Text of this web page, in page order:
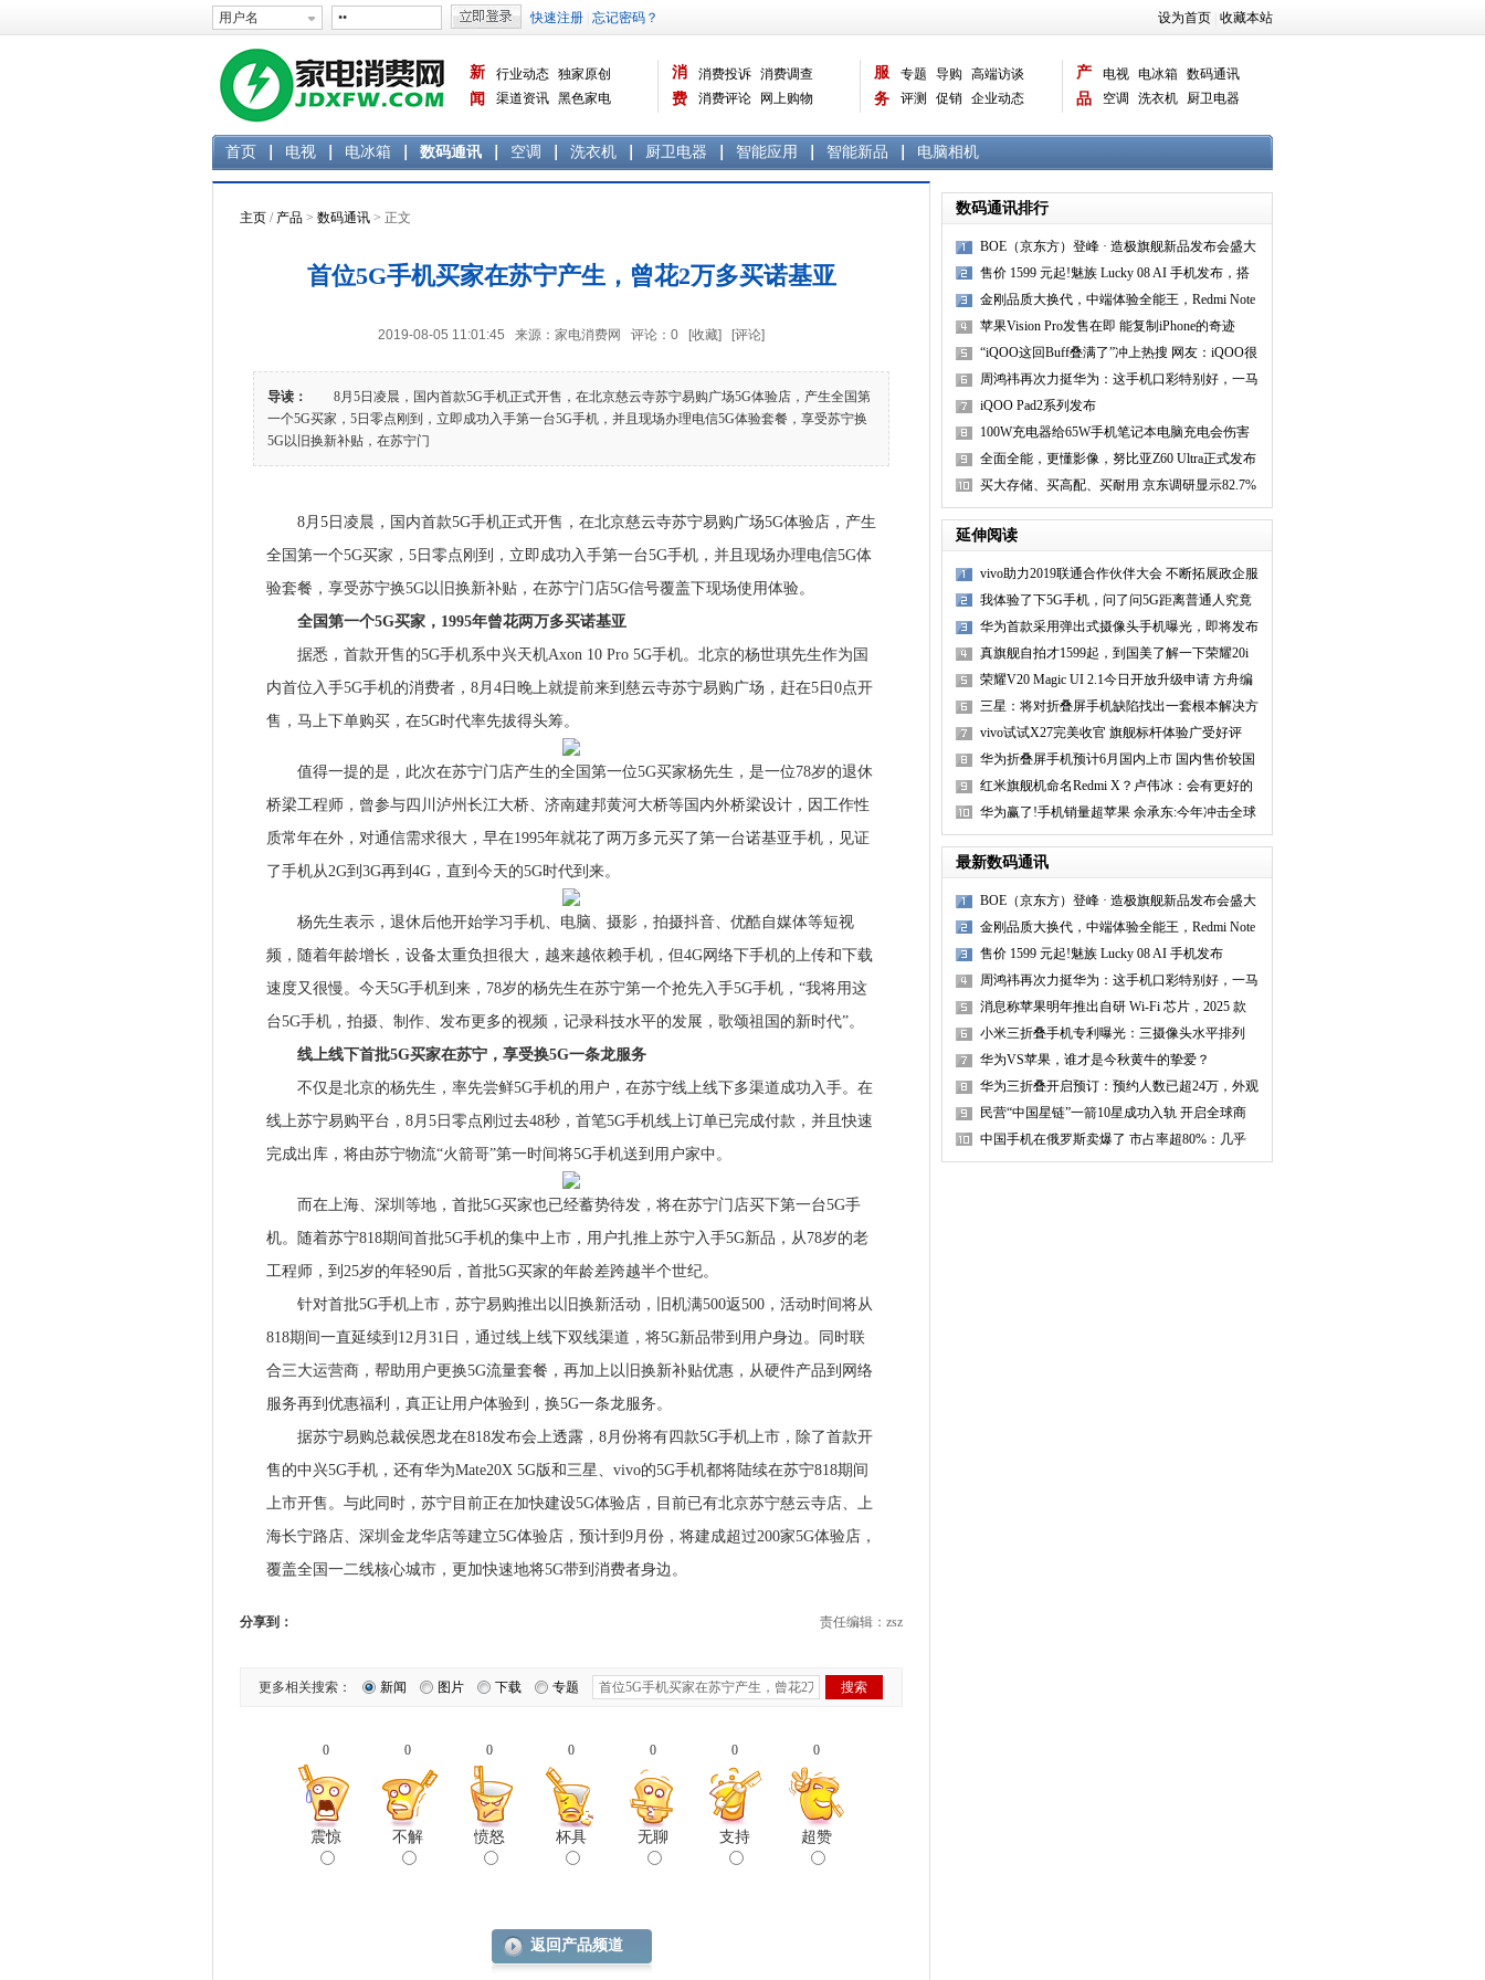
设为首页 收藏本站
新
闻
行业动态 独家原创
渠道资讯 黑色家电
消
费
消费投诉 消费调查
消费评论
网上购物
曝光台 品牌关注
服
务
专题 导购
高端访谈
评测
促销 企业动态
产
品
电视 电冰箱 数码通讯
空调
洗衣机
厨卫电器
首页 电视 电冰箱 数码通讯 空调 洗衣机 厨卫电器 智能应用 智能新品 电脑相机
主页 / 产品 > 数码通讯 > 正文
首位5G手机买家在苏宁产生，曾花2万多买诺基亚
2019-08-05 11:01:45 来源：家电消费网 评论： 0 [收藏] [评论]
导读：
8月5日凌晨，国内首款5G手机正式开售，在北京慈云寺苏宁易购广场5G体验店，产生全国第
一个5G买家，5日零点刚到，立即成功入手第一台5G手机，并且现场办理电信5G体验套餐，享受苏宁换
5G以旧换新补贴，在苏宁门
8月5日凌晨，国内首款5G手机正式开售，在北京慈云寺苏宁易购广场5G体验店，产生
全国第一个5G买家，5日零点刚到，立即成功入手第一台5G手机，并且现场办理电信5G体
验套餐，享受苏宁换5G以旧换新补贴，在苏宁门店5G信号覆盖下现场使用体验。
全国第一个5G买家，1995年曾花两万多买诺基亚
据悉，首款开售的5G手机系中兴天机Axon 10 Pro 5G手机。北京的杨世琪先生作为国
内首位入手5G手机的消费者，8月4日晚上就提前来到慈云寺苏宁易购广场，赶在5日0点开
售，马上下单购买，在5G时代率先拔得头筹。
值得一提的是，此次在苏宁门店产生的全国第一位5G买家杨先生，是一位78岁的退休
桥梁工程师，曾参与四川泸州长江大桥、济南建邦黄河大桥等国内外桥梁设计，因工作性
质常年在外，对通信需求很大，早在1995年就花了两万多元买了第一台诺基亚手机，见证
了手机从2G到3G再到4G，直到今天的5G时代到来。
杨先生表示，退休后他开始学习手机、电脑、摄影，拍摄抖音、优酷自媒体等短视
频，随着年龄增长，设备太重负担很大，越来越依赖手机，但4G网络下手机的上传和下载
速度又很慢。今天5G手机到来，78岁的杨先生在苏宁第一个抢先入手5G手机，“我将用这
台5G手机，拍摄、制作、发布更多的视频，记录科技水平的发展，歌颂祖国的新时代”。
线上线下首批5G买家在苏宁，享受换5G一条龙服务
不仅是北京的杨先生，率先尝鲜5G手机的用户，在苏宁线上线下多渠道成功入手。在
线上苏宁易购平台，8月5日零点刚过去48秒，首笔5G手机线上订单已完成付款，并且快速
完成出库，将由苏宁物流“火箭哥”第一时间将5G手机送到用户家中。
而在上海、深圳等地，首批5G买家也已经蓄势待发，将在苏宁门店买下第一台5G手
机。随着苏宁818期间首批5G手机的集中上市，用户扎推上苏宁入手5G新品，从78岁的老
工程师，到25岁的年轻90后，首批5G买家的年龄差跨越半个世纪。
针对首批5G手机上市，苏宁易购推出以旧换新活动，旧机满500返500，活动时间将从
818期间一直延续到12月31日，通过线上线下双线渠道，将5G新品带到用户身边。同时联
合三大运营商，帮助用户更换5G流量套餐，再加上以旧换新补贴优惠，从硬件产品到网络
服务再到优惠福利，真正让用户体验到，换5G一条龙服务。
据苏宁易购总裁侯恩龙在818发布会上透露，8月份将有四款5G手机上市，除了首款开
售的中兴5G手机，还有华为Mate20X 5G版和三星、vivo的5G手机都将陆续在苏宁818期间
上市开售。与此同时，苏宁目前正在加快建设5G体验店，目前已有北京苏宁慈云寺店、上
海长宁路店、深圳金龙华店等建立5G体验店，预计到9月份，将建成超过200家5G体验店，
覆盖全国一二线核心城市，更加快速地将5G带到消费者身边。
分享到： 责任编辑：zsz
更多相关搜索： 新闻 图片 下载 专题
0
震惊
0
不解
0
愤怒
0
杯具
0
无聊
0
支持
0
超赞
返回产品频道
数码通讯排行
BOE（京东方）登峰 · 造极旗舰新品发布会盛大
举行 携手
售价 1599 元起!魅族 Lucky 08 AI 手机发布，搭
载 1
金刚品质大换代，中端体验全能王，Redmi Note
14 系列正
苹果Vision Pro发售在即 能复制iPhone的奇迹
吗？
“iQOO这回Buff叠满了”冲上热搜 网友：iQOO很
懂游戏党
周鸿祎再次力挺华为：这手机口彩特别好，一马
平川
iQOO Pad2系列发布
100W充电器给65W手机笔记本电脑充电会伤害
电池？ 倍思给出
全面全能，更懂影像，努比亚Z60 Ultra正式发布
买大存储、买高配、买耐用 京东调研显示82.7%
的人坦言512G
延伸阅读
vivo助力2019联通合作伙伴大会 不断拓展政企服
务边界
我体验了下5G手机，问了问5G距离普通人究竟
还多远
华为首款采用弹出式摄像头手机曝光，即将发布
真旗舰自拍才1599起，到国美了解一下荣耀20i
荣耀V20 Magic UI 2.1今日开放升级申请 方舟编
译器或
三星：将对折叠屏手机缺陷找出一套根本解决方
案
vivo试试X27完美收官 旗舰标杆体验广受好评
华为折叠屏手机预计6月国内上市 国内售价较国
外略低
红米旗舰机命名Redmi X？卢伟冰：会有更好的
名字
华为赢了!手机销量超苹果 余承东:今年冲击全球
第一
最新数码通讯
BOE（京东方）登峰 · 造极旗舰新品发布会盛大
金刚品质大换代，中端体验全能王，Redmi Note
售价 1599 元起!魅族 Lucky 08 AI 手机发布
周鸿祎再次力挺华为：这手机口彩特别好，一马
平川
消息称苹果明年推出自研 Wi-Fi 芯片，2025 款
小米三折叠手机专利曝光：三摄像头水平排列
华为VS苹果，谁才是今秋黄牛的挚爱？
华为三折叠开启预订：预约人数已超24万，外观
正式
民营“中国星链”一箭10星成功入轨 开启全球商
用
中国手机在俄罗斯卖爆了 市占率超80%：几乎
人手